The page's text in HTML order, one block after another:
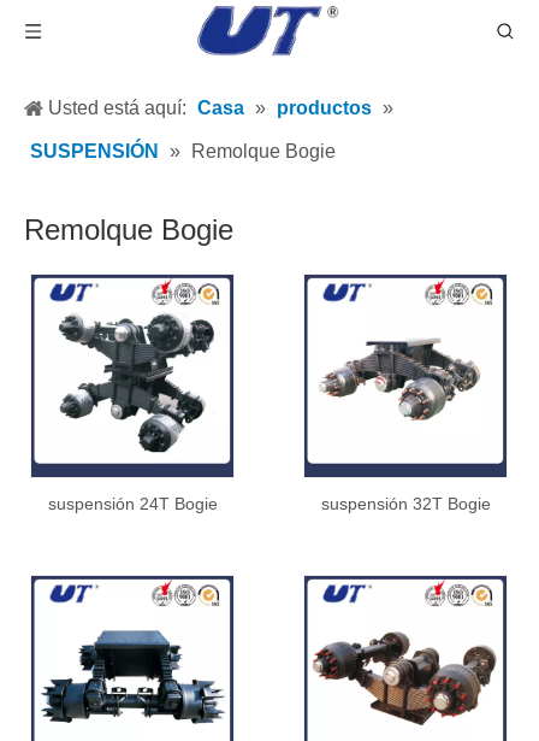
Usted está aquí: Casa » productos »
SUSPENSIÓN » Remolque Bogie
Remolque Bogie
suspensión 24T Bogie suspensión 32T Bogie